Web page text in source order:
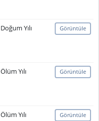
Doğum Yılı Görüntüle
Ölüm Yılı Görüntüle
Ölüm Yılı Görüntüle